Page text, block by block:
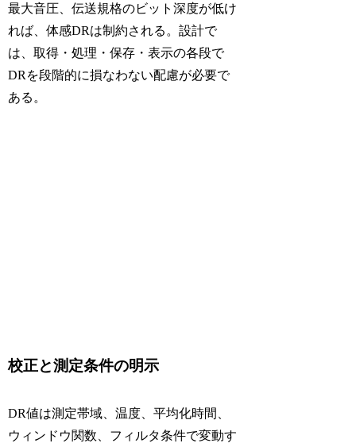
最大音圧、伝送規格のビット深度が低け
れば、体感DRは制約される。設計で
は、取得・処理・保存・表示の各段で
DRを段階的に損なわない配慮が必要で
ある。
校正と測定条件の明示
DR値は測定帯域、温度、平均化時間、
ウィンドウ関数、フィルタ条件で変動す